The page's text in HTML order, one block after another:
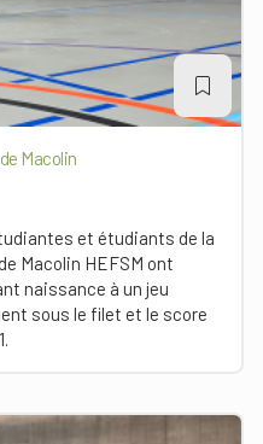
Macolin
et étudiants de la
Macolin HEFSM ont
naissance à un jeu
sous le filet et le score